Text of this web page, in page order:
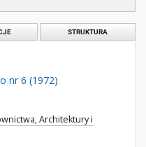
STRUKTURA
nr 6 (1972)
Architektury i